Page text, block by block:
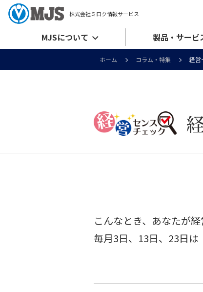
株式会社ミロク情報サービス
MJSについて 製品・サービ
ホーム コラム・特集 経営
こんなとき、あなたが
毎月3日、13日、23日は